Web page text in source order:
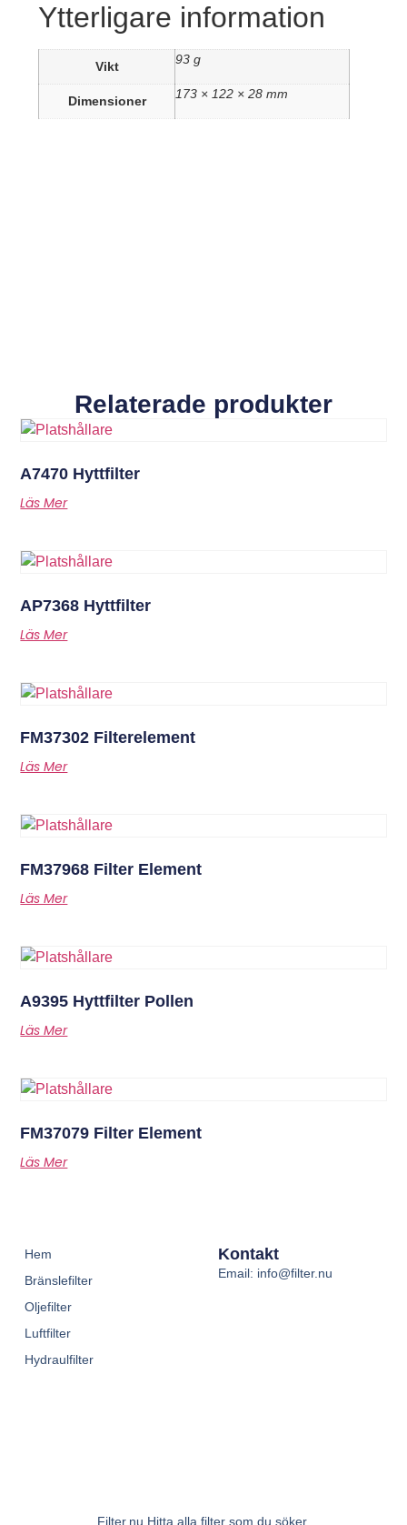
Ytterligare information
Vikt 93 g
Dimensioner 173 × 122 × 28 mm
Relaterade produkter
A7470 Hyttfilter
Läs Mer
AP7368 Hyttfilter
Läs Mer
FM37302 Filterelement
Läs Mer
FM37968 Filter Element
Läs Mer
A9395 Hyttfilter Pollen
Läs Mer
FM37079 Filter Element
Läs Mer
Filter.nu Hitta alla filter som du söker.
Hem
Bränslefilter
Oljefilter
Luftfilter
Hydraulfilter
Kontakt
Email: info@filter.nu